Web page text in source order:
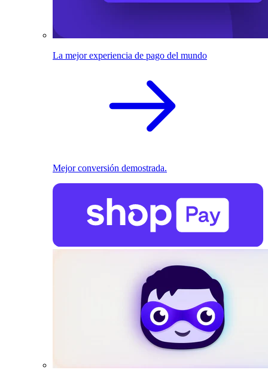
La mejor experiencia de pago del mundo
Mejor conversión demostrada.